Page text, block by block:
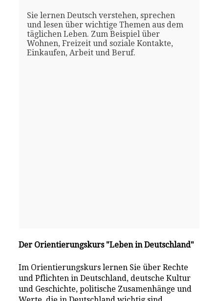
Sie lernen Deutsch verstehen, sprechen
und lesen über wichtige Themen aus dem
täglichen Leben. Zum Beispiel über
Wohnen, Freizeit und soziale Kontakte,
Einkaufen, Arbeit und Beruf.
Der Orientierungskurs "Leben in Deutschland"
Im Orientierungskurs lernen Sie über Rechte
und Pflichten in Deutschland, deutsche Kultur
und Geschichte, politische Zusamenhänge und